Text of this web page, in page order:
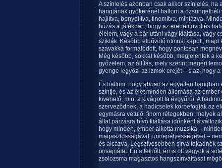
A színlelés azonban csak akkor színlelés, ha
hangjának gyökerénél hallom a
hajlítva, bonyolítva, finomítva, mintázva.
húzás a játékban, hogy az eredeti üvöltés
élelem, vagy a pár utáni vágy kiáltása, vagy
sziklák. Később elbűvölő ritmust kapott,
szavakká formálódott, hogy pontosan
Még később, sokkal később, megjelentek a
győzelem, az állítás, mely szerint megéri
gyenge legyőzi az izmok erejét – s az, hogy
És hallom, hogy abban az egyetlen
szintje, és az élet minden állomása az
kivehető, mint a kivágott fa évgyűrűi. A
szerveződnek, a hadicselek körbefogják az
egymásra vetülő, finom rétegekben, melyek
állat párzásra hívó kiáltása időnként
hogy minden, ember alkotta muzsika –
magasztosságával, ünnepélyességével –
és álcázva. Legszívesebben sírva fakadnék
önsajnálat. Én a felnőtt, én is ott vagyok a
zsolozsma magasztos hangszínváltásai